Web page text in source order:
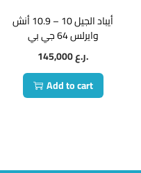
أيباد الجيل 10 – 10.9 أنش
وايرلس 64 جي بي
145,000
ر.ع.
Add to cart